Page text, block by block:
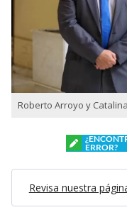
Roberto Arroyo y
ERROR?
Revisa nuestra